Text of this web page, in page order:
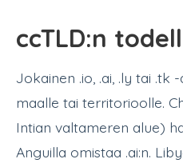
ccTLD:n
Jokainen .io, .ai, .ly tai .tk
maalle tai territorioolle.
Intian valtameren alue)
Anguilla omistaa .ai:n.